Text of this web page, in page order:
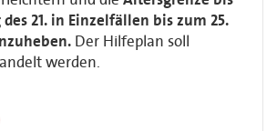
21. in Einzelfällen bis zum 25.
Der Hilfeplan soll
werden.